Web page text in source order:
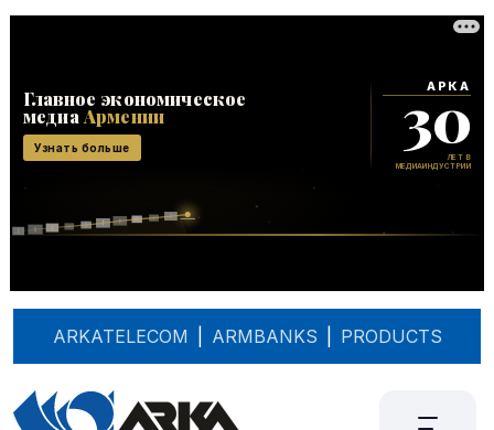
ARKATELECOM ARMBANKS PRODUCTS